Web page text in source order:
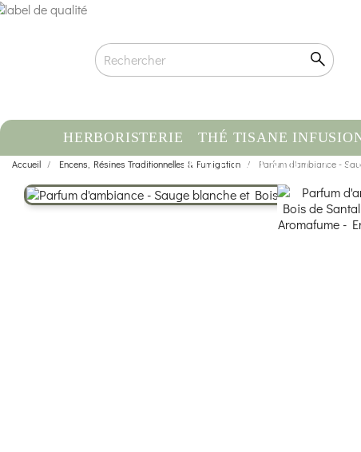
HERBORISTERIE THÉ TISANE
HUILE ESSENTIELLE
Accueil Encens, Résines Traditionnelles & Fumigation Parfum d'ambiance -